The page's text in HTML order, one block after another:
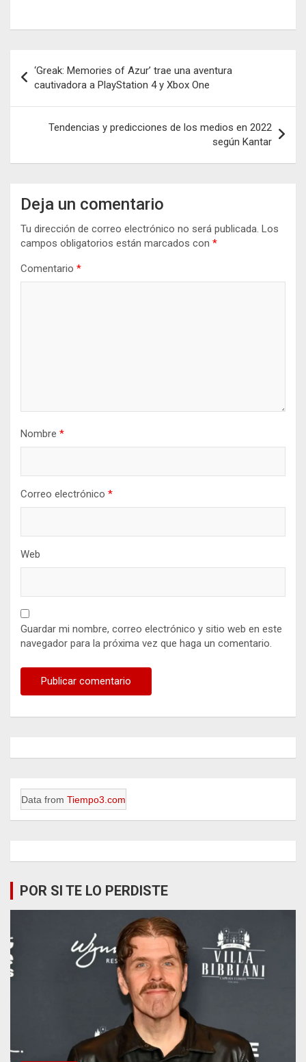
de
entradas
‘Greak: Memories of Azur’ trae una aventura
cautivadora a PlayStation 4 y Xbox One
Tendencias y predicciones de los medios en 2022
según Kantar
Deja un comentario
Tu dirección de correo electrónico no será publicada. Los
campos obligatorios están marcados con *
Comentario *
Nombre *
Correo electrónico *
Web
Guardar mi nombre, correo electrónico y sitio web en este
navegador para la próxima vez que haga un comentario.
Data from Tiempo3.com
POR SI TE LO PERDISTE